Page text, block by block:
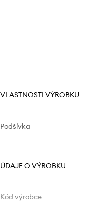
VLASTNOSTI VÝROBKU
Podšívka
ÚDAJE O VÝROBKU
Kód výrobce